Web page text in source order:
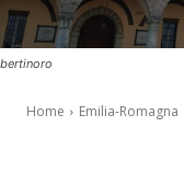
bertinoro
Home Emilia-Romagna